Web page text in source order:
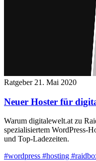
Ratgeber 21. Mai 2020
Neuer Hoster für
Warum digitalewelt.at zu
spezialisiertem WordPress-
und Top-Ladezeiten.
#wordpress #hosting